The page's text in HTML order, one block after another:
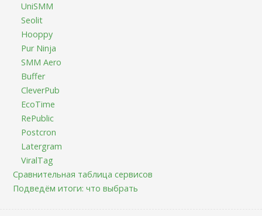
UniSMM
Seolit
Hooppy
Pur Ninja
SMM Aero
Buffer
CleverPub
EcoTime
RePublic
Postcron
Latergram
ViralTag
Сравнительная таблица сервисов
Подведём итоги: что выбрать